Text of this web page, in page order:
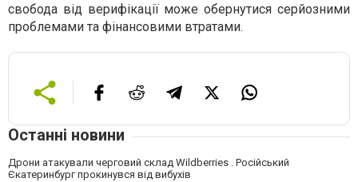
свобода від верифікації може обернутися серйозними
проблемами та фінансовими втратами.
Останні новини
Дрони атакували черговий склад Wildberries . Російський
Єкатеринбург прокинувся від вибухів